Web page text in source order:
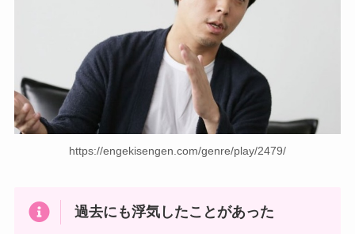
https://engekisengen.com/genre/play/2479/
過去にも浮気したことがあった